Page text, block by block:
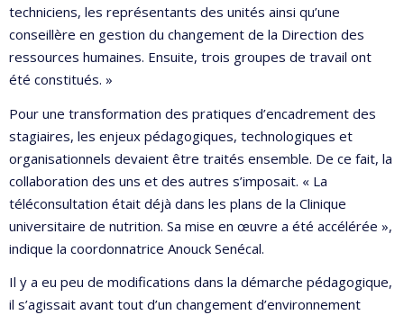
techniciens, les représentants des unités ainsi qu’une
conseillère en gestion du changement de la Direction des
ressources humaines. Ensuite, trois groupes de travail ont
été constitués. »
Pour une transformation des pratiques d’encadrement des
stagiaires, les enjeux pédagogiques, technologiques et
organisationnels devaient être traités ensemble. De ce fait, la
collaboration des uns et des autres s’imposait. « La
téléconsultation était déjà dans les plans de la Clinique
universitaire de nutrition. Sa mise en œuvre a été accélérée »,
indique la coordonnatrice Anouck Senécal.
Il y a eu peu de modifications dans la démarche pédagogique,
il s’agissait avant tout d’un changement d’environnement